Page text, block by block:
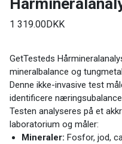
1 319.00DKK
GetTesteds
mineralbalance og
Denne ikke-invasive test
identificere
Testen analyseres på et
laboratorium og måler:
Mineraler: Fosfor, jod,